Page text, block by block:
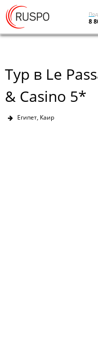
8
Тур в Le
& Casino 5*
Египет, Каир